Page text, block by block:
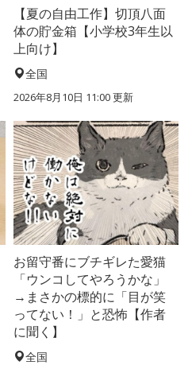
【夏の自由工作】切頂八面
体の貯金箱【小学校3年生以
上向け】
全国
2026年8月10日 11:00更新
お留守番にブチギレた愛猫
「ウンコしてやろうかな」
→まさかの標的に「目が笑
ってない！」と恐怖【作者
に聞く】
全国